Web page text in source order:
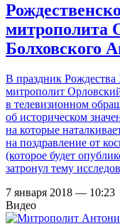
митрополита
Болховского
В праздник
митрополит
в телевизионном
об историческом
на которые
на поздравление от
(которое будет
затронул тему
7 января 2018 — 10:23
Видео